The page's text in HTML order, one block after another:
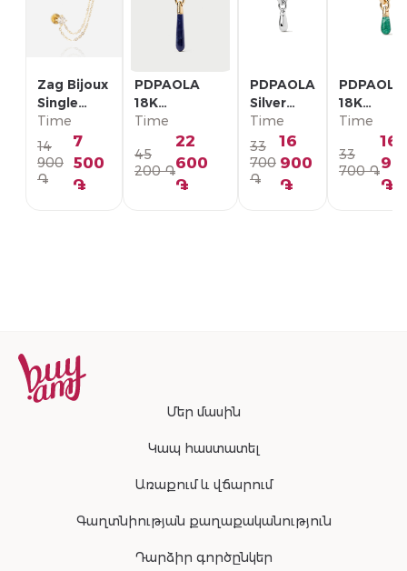
Zag Bijoux
Single
Earring/
SLA22993-
01WHT
Time
14
900
֏
7
500
֏
PDPAOLA
18K
Позолоченная
Серебряная
Моно-серьга/
PG01-336-U
Time
45
200 ֏
22
600
֏
PDPAOLA
Silver
Single
Earring/
PG02-
092-U
Time
33
700
֏
16
900
֏
PDPAOLA
18K
Моно-
PG01-
Time
33
700 ֏
16
֏
Մեր մասին
Կապ հաստատել
Առաքում և վճարում
Գաղտնիության քաղաքականություն
Դարձիր գործընկեր